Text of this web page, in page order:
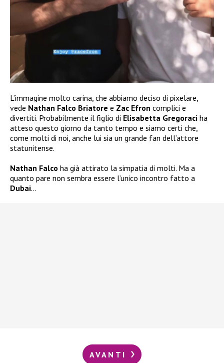
L’immagine molto carina, che abbiamo deciso di pixelare,
vede Nathan Falco Briatore e Zac Efron complici e
divertiti. Probabilmente il figlio di Elisabetta Gregoraci ha
atteso questo giorno da tanto tempo e siamo certi che,
come molti di noi, anche lui sia un grande fan dell’attore
statunitense.
Nathan Falco ha già attirato la simpatia di molti. Ma a
quanto pare non sembra essere l’unico incontro fatto a
Dubai…
AVANTI